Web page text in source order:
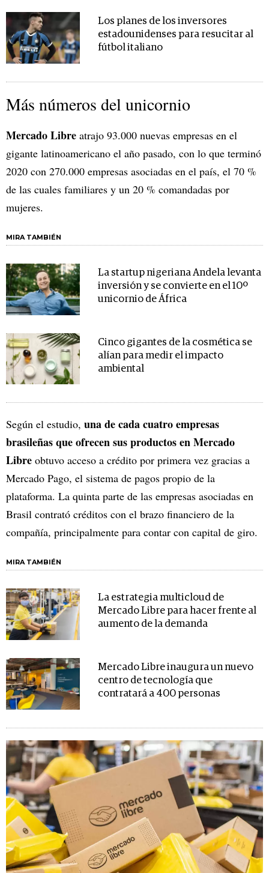
Los planes de los inversores
estadounidenses para resucitar al
fútbol italiano
Más números del unicornio
Mercado Libre atrajo 93.000 nuevas empresas en el
gigante latinoamericano el año pasado, con lo que terminó
2020 con 270.000 empresas asociadas en el país, el 70 %
de las cuales familiares y un 20 % comandadas por
mujeres.
MIRA TAMBIÉN
La startup nigeriana Andela levanta
inversión y se convierte en el 10º
unicornio de África
Cinco gigantes de la cosmética se
alían para medir el impacto
ambiental
Según el estudio, una de cada cuatro empresas
brasileñas que ofrecen sus productos en Mercado
Libre obtuvo acceso a crédito por primera vez gracias a
Mercado Pago, el sistema de pagos propio de la
plataforma. La quinta parte de las empresas asociadas en
Brasil contrató créditos con el brazo financiero de la
compañía, principalmente para contar con capital de giro.
MIRA TAMBIÉN
La estrategia multicloud de
Mercado Libre para hacer frente al
aumento de la demanda
Mercado Libre inaugura un nuevo
centro de tecnología que
contratará a 400 personas